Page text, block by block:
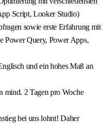
Script, Looker Studio)
sowie erste Erfahrung mit
Power Query, Power Apps,
und ein hohes Maß an
mind. 2 Tagen pro Woche
bei uns lohnt! Daher